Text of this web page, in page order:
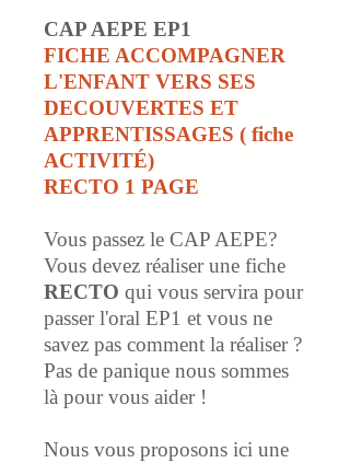
CAP AEPE EP1
FICHE ACCOMPAGNER
L'ENFANT VERS SES
DECOUVERTES ET
APPRENTISSAGES ( fiche
ACTIVITÉ)
RECTO 1 PAGE
Vous passez le CAP AEPE?
Vous devez réaliser une fiche
RECTO qui vous servira pour
passer l'oral EP1 et vous ne
savez pas comment la réaliser ?
Pas de panique nous sommes
là pour vous aider !
Nous vous proposons ici une